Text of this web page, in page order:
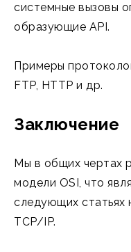
системные вызовы
образующие API.
Примеры
FTP, HTTP и др.
Заключение
Мы в общих чертах
модели OSI, что
следующих статьях
TCP/IP.